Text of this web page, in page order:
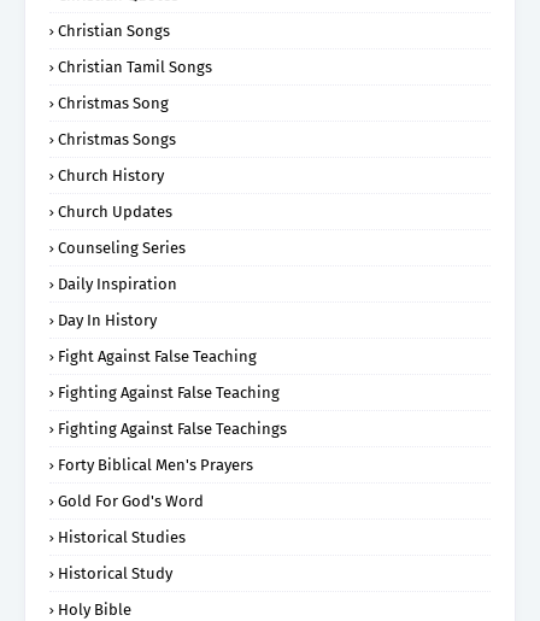
Christian Songs
Christian Tamil Songs
Christmas Song
Christmas Songs
Church History
Church Updates
Counseling Series
Daily Inspiration
Day In History
Fight Against False Teaching
Fighting Against False Teaching
Fighting Against False Teachings
Forty Biblical Men's Prayers
Gold For God's Word
Historical Studies
Historical Study
Holy Bible